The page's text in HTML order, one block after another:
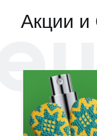
Акции и